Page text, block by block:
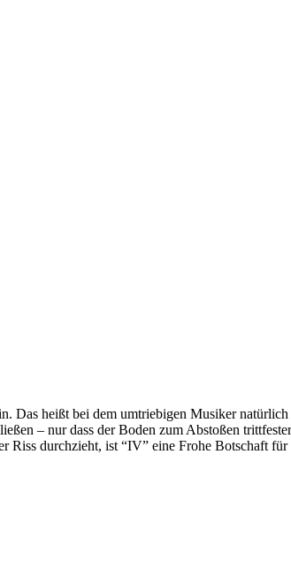
Das heißt bei dem umtriebigen Musiker
– nur dass der Boden zum Abstoßen
durchzieht, ist “IV” eine Frohe Botschaft